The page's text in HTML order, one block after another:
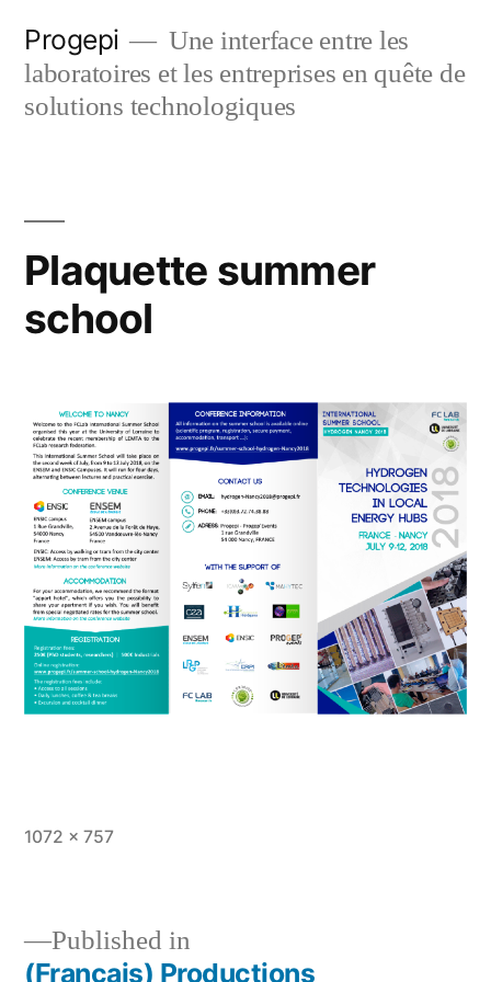
content
Progepi
Une interface entre les
laboratoires et les entreprises en quête de
solutions technologiques
Plaquette summer
school
Full
1072 × 757
Published in
(Français) Productions